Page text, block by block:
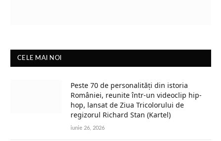
CELE MAI NOI
Peste 70 de personalități din istoria
României, reunite într-un videoclip hip-
hop, lansat de Ziua Tricolorului de
regizorul Richard Stan (Kartel)
iunie 26, 2026